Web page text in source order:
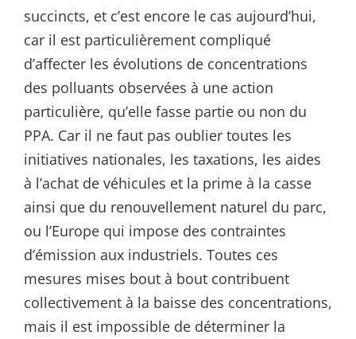
succincts, et c’est encore le cas aujourd’hui,
car il est particulièrement compliqué
d’affecter les évolutions de concentrations
des polluants observées à une action
particulière, qu’elle fasse partie ou non du
PPA. Car il ne faut pas oublier toutes les
initiatives nationales, les taxations, les aides
à l’achat de véhicules et la prime à la casse
ainsi que du renouvellement naturel du parc,
ou l’Europe qui impose des contraintes
d’émission aux industriels. Toutes ces
mesures mises bout à bout contribuent
collectivement à la baisse des concentrations,
mais il est impossible de déterminer la